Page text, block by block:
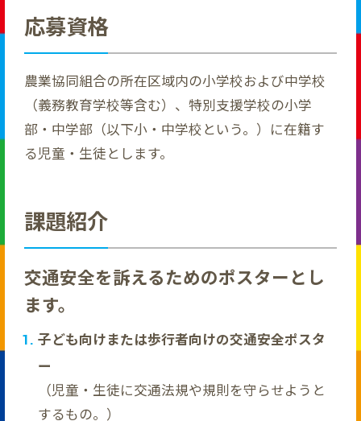
応募資格
農業協同組合の所在区域内の小学校および中学校
（義務教育学校等含む）、特別支援学校の小学
部・中学部（以下小・中学校という。）に在籍す
る児童・生徒とします。
課題紹介
交通安全を訴えるためのポスターとし
ます。
子ども向けまたは歩行者向けの交通安全ポスタ
ー
（児童・生徒に交通法規や規則を守らせようと
するもの。）